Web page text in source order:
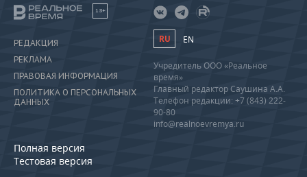
18+
РЕДАКЦИЯ
РЕКЛАМА
ПРАВОВАЯ ИНФОРМАЦИЯ
ПОЛИТИКА О ПЕРСОНАЛЬНЫХ
ДАННЫХ
Полная версия
Тестовая версия
RU EN
Учредитель ООО «Реальное
время»
Главный редактор Саушина А.А.
Телефон редакции: +7 (843) 222-
90-80
info@realnoevremya.ru